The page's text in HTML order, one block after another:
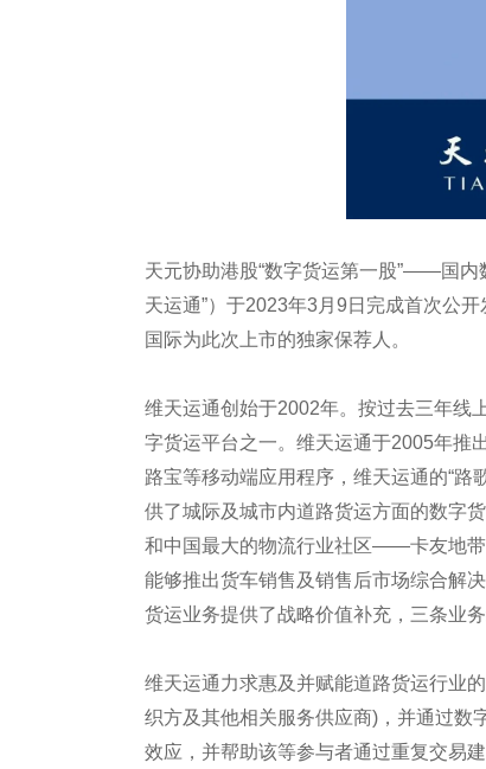
天元协助港股“数字货运第一股”——国内
天运通”）于2023年3月9日完成首次公
国际为此次上市的独家保荐人。
维天运通创始于2002年。按过去三年线
字货运平台之一。维天运通于2005年推
路宝等移动端应用程序，维天运通的“路
供了城际及城市内道路货运方面的数字
和中国最大的物流行业社区——卡友地带
能够推出货车销售及销售后市场综合解
货运业务提供了战略价值补充，三条业务
维天运通力求惠及并赋能道路货运行业
织方及其他相关服务供应商)，并通过数
效应，并帮助该等参与者通过重复交易